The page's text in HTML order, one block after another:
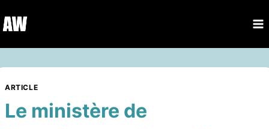
au
ARTICLE
Le ministère de